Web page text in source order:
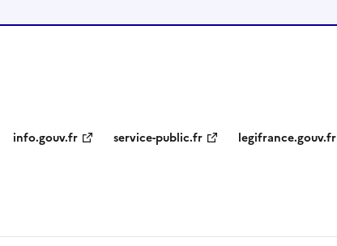
info.gouv.fr service-public.fr legifrance.gouv.fr